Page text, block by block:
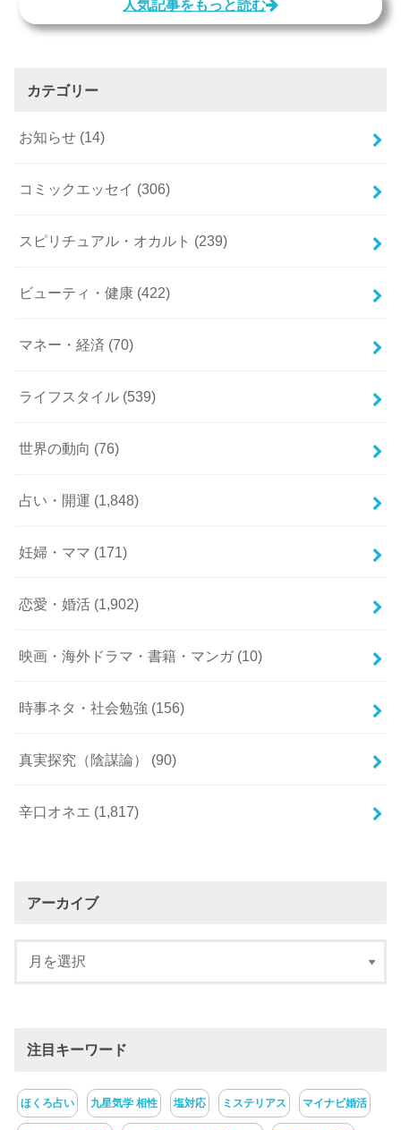
人気記事をもっと読む
カテゴリー
お知らせ (14)
コミックエッセイ (306)
スピリチュアル・オカルト (239)
ビューティ・健康 (422)
マネー・経済 (70)
ライフスタイル (539)
世界の動向 (76)
占い・開運 (1,848)
妊婦・ママ (171)
恋愛・婚活 (1,902)
映画・海外ドラマ・書籍・マンガ (10)
時事ネタ・社会勉強 (156)
真実探究（陰謀論） (90)
辛口オネエ (1,817)
アーカイブ
注目キーワード
ほくろ占い 九星気学 相性 塩対応 ミステリアス マイナビ婚活